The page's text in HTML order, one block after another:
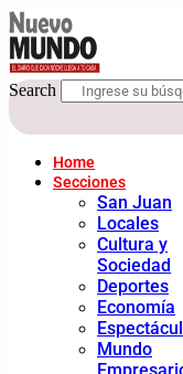
Search
Home
Secciones
San Juan
Locales
Cultura y
Sociedad
Deportes
Economía
Mundo